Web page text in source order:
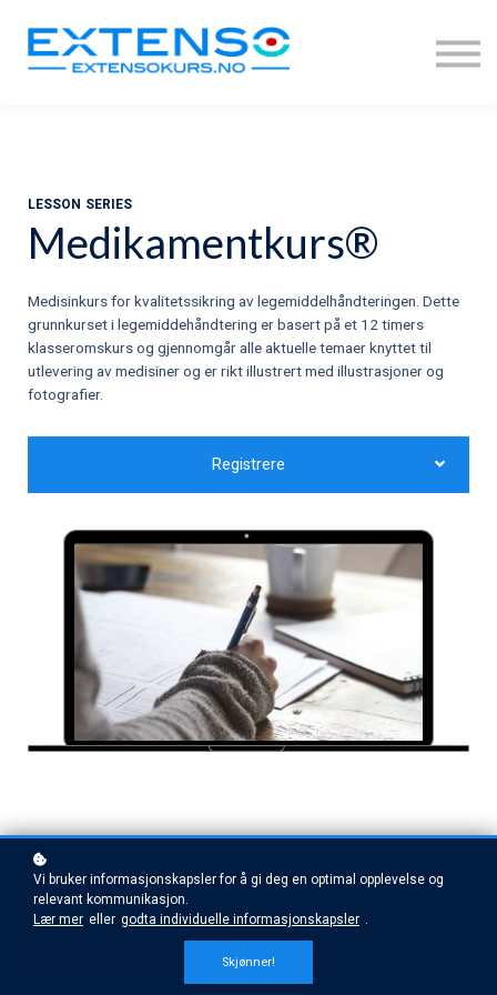
KONTAKT OSS/FAQ
REGISTRERING
LESSON SERIES
Medikamentkurs®
Medisinkurs for kvalitetssikring av legemiddelhåndteringen. Dette
grunnkurset i legemiddehåndtering er basert på et 12 timers
klasseromskurs og gjennomgår alle aktuelle temaer knyttet til
utlevering av medisiner og er rikt illustrert med illustrasjoner og
fotografier.
Registrere
WHAT'S INCLUDED
Vi bruker informasjonskapsler for å gi deg en optimal opplevelse og
relevant kommunikasjon.
Lær mer eller godta individuelle informasjonskapsler .
Skjønner!